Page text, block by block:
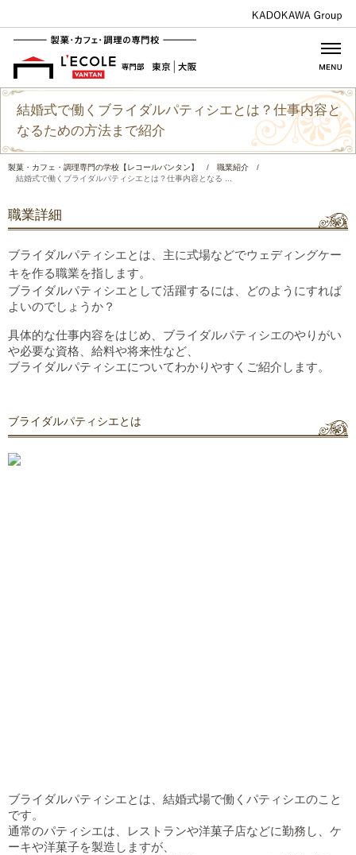
結婚式で働くブライダルパティシエとは？仕事内容と
なるための方法まで紹介
製菓・カフェ・調理専門の学校【レコールバンタン】 / 職業紹介
/
結婚式で働くブライダルパティシエとは？仕事内容となる ...
職業詳細
ブライダルパティシエとは、主に式場などでウェディングケー
キを作る職業を指します。
ブライダルパティシエとして活躍するには、どのようにすれば
よいのでしょうか？
具体的な仕事内容をはじめ、ブライダルパティシエのやりがい
や必要な資格、給料や将来性など、
ブライダルパティシエについてわかりやすくご紹介します。
ブライダルパティシエとは
ブライダルパティシエとは、結婚式場で働くパティシエのこと
です。
通常のパティシエは、レストランや洋菓子店などに勤務し、ケ
ーキや洋菓子を製造しますが、